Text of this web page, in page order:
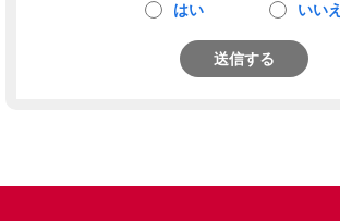
はい いいえ
送信する